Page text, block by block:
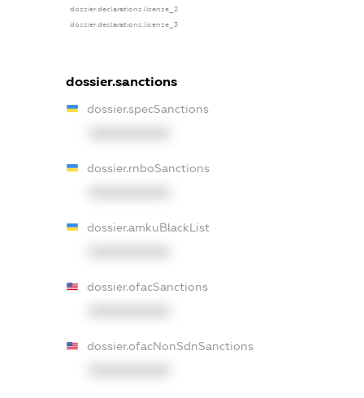
dossier.declarations.license_2
dossier.declarations.license_3
dossier.sanctions
dossier.specSanctions
dossier.rnboSanctions
dossier.amkuBlackList
dossier.ofacSanctions
dossier.ofacNonSdnSanctions